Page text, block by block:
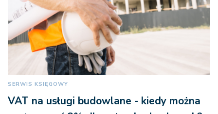
SERWIS KSIĘGOWY
VAT na usługi budowlane - kiedy można